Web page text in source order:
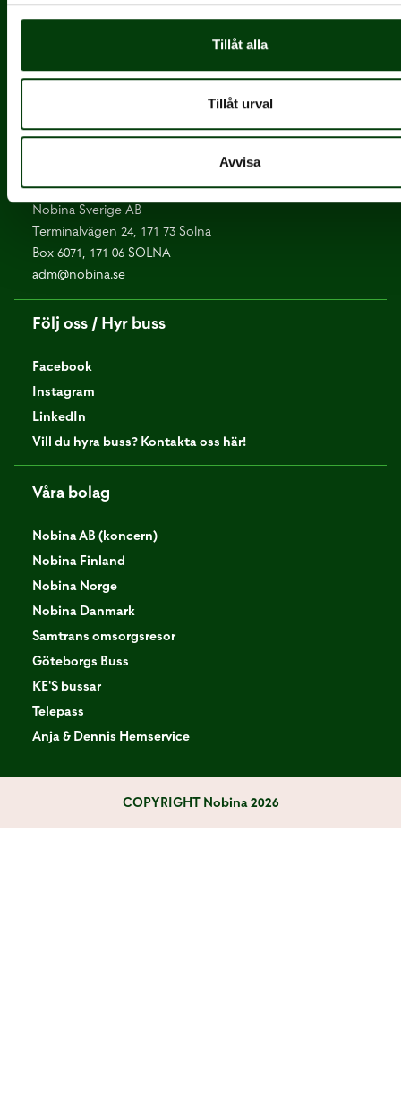
Tillåt alla
Tillåt urval
Avvisa
operatör inom kollektivtrafik.
Huvudkontor
Kontakta oss:
Nobina Sverige AB
Terminalvägen 24, 171 73 Solna
Box 6071, 171 06 SOLNA
adm@nobina.se
Följ oss / Hyr buss
Facebook
Instagram
LinkedIn
Vill du hyra buss? Kontakta oss här!
Våra bolag
Nobina AB (koncern)
Nobina Finland
Nobina Norge
Nobina Danmark
Samtrans omsorgsresor
Göteborgs Buss
KE'S bussar
Telepass
Anja & Dennis Hemservice
COPYRIGHTNobina 2026